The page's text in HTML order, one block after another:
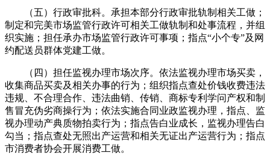
（五）行政审批科。承担本部分行政审批轨制相关工做；
制定和完美市场监管行政许可相关工做轨制和处事流程，并组
织实施；担任承办市场监管行政许可事项；指点“小个专”及网
约配送员群体党建工做。
（四）担任监视办理市场次序。依法监视办理市场买卖，
收集商品买卖及相关办事的行为；组织指点查处价钱收费违法
违规、不合理合作、违法曲销、传销、商标专利学问产权和制
售冒充伪劣商操行为；依法实施合同业政监视办理，指点、监
视办理动产典质物拍卖行为；指点告白业成长，监视办理告白
勾当；指点查处无照出产运营和相关无证出产运营行为；指点
市消费者协会开展消费工做。